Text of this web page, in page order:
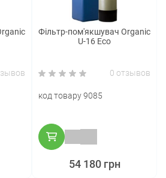
Фільтр-пом'якшувач Organic
U-16 Eco
0 отзывов
код товару 9085
54 180 грн